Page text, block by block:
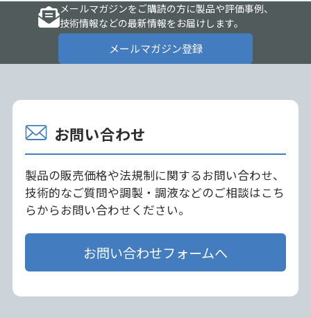
メールマガジンをご購読の方に製品や評価事例、
技術情報などの最新情報をお届けします。
メールマガジン登録
お問い合わせ
製品の販売価格や法規制に関するお問い合わせ、
技術的なご質問や調製・調液などのご相談はこち
らからお問い合わせください。
お問い合わせフォームへ